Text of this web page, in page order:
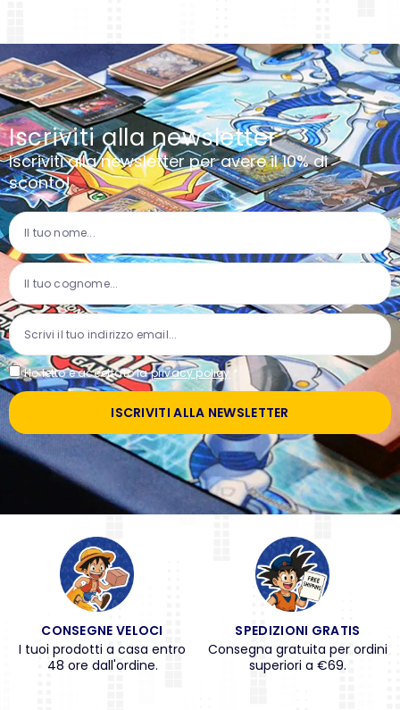
Iscriviti alla newsletter
Iscriviti alla newsletter per avere il 10% di
sconto!
Ho letto e accettato laprivacy policy *
ISCRIVITI ALLA NEWSLETTER
CONSEGNE VELOCI
I tuoi prodotti a casa entro
48 ore dall'ordine.
SPEDIZIONI GRATIS
Consegna gratuita per ordini
superiori a €69.